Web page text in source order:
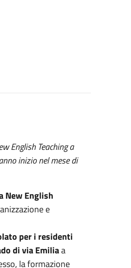
English Teaching a
inizio nel mese di
New English
e
per i residenti
di via Emiliaa
la formazione